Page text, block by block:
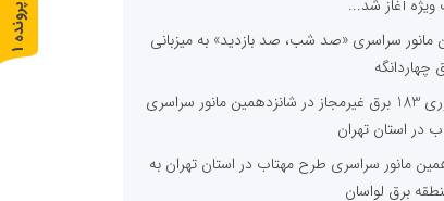
ویژه آغاز شد...
مانور سراسری «صد شب، صد بازدید» به میزبانی
چهاردانگه
جمع‌آوری 183 برق غیرمجاز در شانزدهمین مانور سراسری
در استان تهران
مانور سراسری طرح مهتاب در استان تهران به
برق لواسان
پ
ر
و
ن
د
ه
1